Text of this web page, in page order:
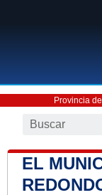
Provincia
EL